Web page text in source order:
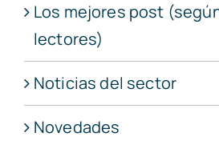
Los mejores post
lectores)
Noticias del sector
Novedades